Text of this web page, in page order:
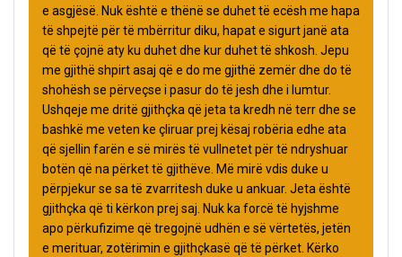
e asgjësë. Nuk është e thënë se duhet të ecësh me hapa
të shpejtë për të mbërritur diku, hapat e sigurt janë ata
që të çojnë aty ku duhet dhe kur duhet të shkosh. Jepu
me gjithë shpirt asaj që e do me gjithë zemër dhe do të
shohësh se përveçse i pasur do të jesh dhe i lumtur.
Ushqeje me dritë gjithçka që jeta ta kredh në terr dhe se
bashkë me veten ke çliruar prej kësaj robëria edhe ata
që sjellin farën e së mirës të vullnetet për të ndryshuar
botën që na përket të gjithëve. Më mirë vdis duke u
përpjekur se sa të zvarritesh duke u ankuar. Jeta është
gjithçka që ti kërkon prej saj. Nuk ka forcë të hyjshme
apo përkufizime që tregojnë udhën e së vërtetës, jetën
e merituar, zotërimin e gjithçkasë që të përket. Kërko